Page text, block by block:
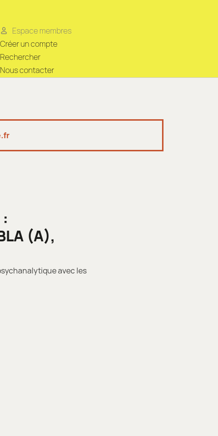
Espace membres
Créer un compte
Rechercher
Nous contacter
(A),
avec les